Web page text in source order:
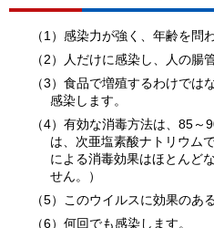
（1）感染力が強く、年齢を問
（2）人だけに感染し、人の腸
（3）食品で増殖するわけでは
感染します。
（4）有効な消毒方法は、85
は、次亜塩素酸ナトリウム
による消毒効果はほとんど
せん。）
（5）このウイルスに効果のあ
（6）何回でも感染します。